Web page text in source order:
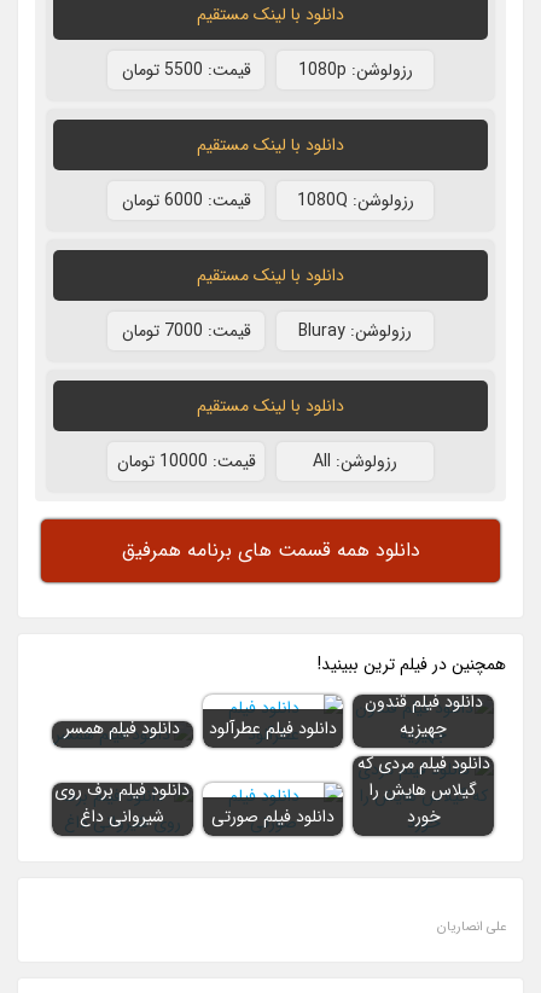
دانلود با لينک مستقيم
رزولوشن: 1080p قيمت: 5500 تومان
دانلود با لينک مستقيم
رزولوشن: 1080Q قيمت: 6000 تومان
دانلود با لينک مستقيم
رزولوشن: Bluray قيمت: 7000 تومان
دانلود با لينک مستقيم
رزولوشن: All قيمت: 10000 تومان
دانلود همه قسمت های برنامه همرفیق
همچنين در فيلم ترين ببينيد!
دانلود فیلم قندون
جهیزیه
دانلود فیلم عطرآلود
دانلود فیلم همسر
دانلود فیلم مردی که
گیلاس هایش را
خورد
دانلود فیلم صورتی
دانلود فیلم برف روی
شیروانی داغ
علی انصاریان